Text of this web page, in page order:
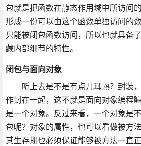
包就是把函数在静态作用域中所访问
形成一份可以由这个函数单独访问的
只能被闭包函数访问，所以也就具备
藏内部细节的特性。
闭包与面向对象
听上去是不是有点儿耳熟？封装
作封在一起，这不就是面向对象编程
是一个对象。反过来看，一个对象是
包呢？对象的属性，也可以看做被方
其生存期也必须保证能够被方法一直正